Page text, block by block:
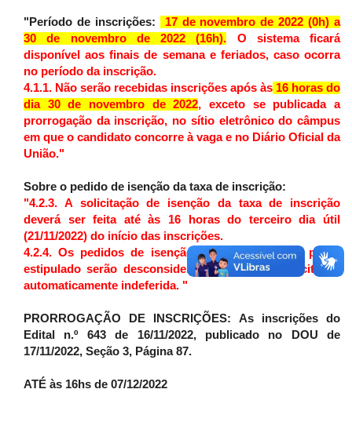
"Período de inscrições:
17 de novembro de 2022 (0h) a
30 de novembro de 2022 (16h). O sistema ficará
disponível aos finais de semana e feriados, caso ocorra
no período da inscrição.
4.1.1. Não serão recebidas inscrições após às 16 horas do
dia 30 de novembro de 2022, exceto se publicada a
prorrogação da inscrição, no sítio eletrônico do câmpus
em que o candidato concorre à vaga e no Diário Oficial da
União."
Sobre o pedido de isenção da taxa de inscrição:
"4.2.3. A solicitação de isenção da taxa de inscrição
deverá ser feita até às 16 horas do terceiro dia útil
(21/11/2022) do início das inscrições.
4.2.4. Os pedidos de isenção realizados após o prazo
estipulado serão desconsiderados e terão a solicitação
automaticamente indeferida. "
PRORROGAÇÃO DE INSCRIÇÕES: As inscrições do
Edital n.º 643 de 16/11/2022, publicado no DOU de
17/11/2022, Seção 3, Página 87.
ATÉ às 16hs de 07/12/2022